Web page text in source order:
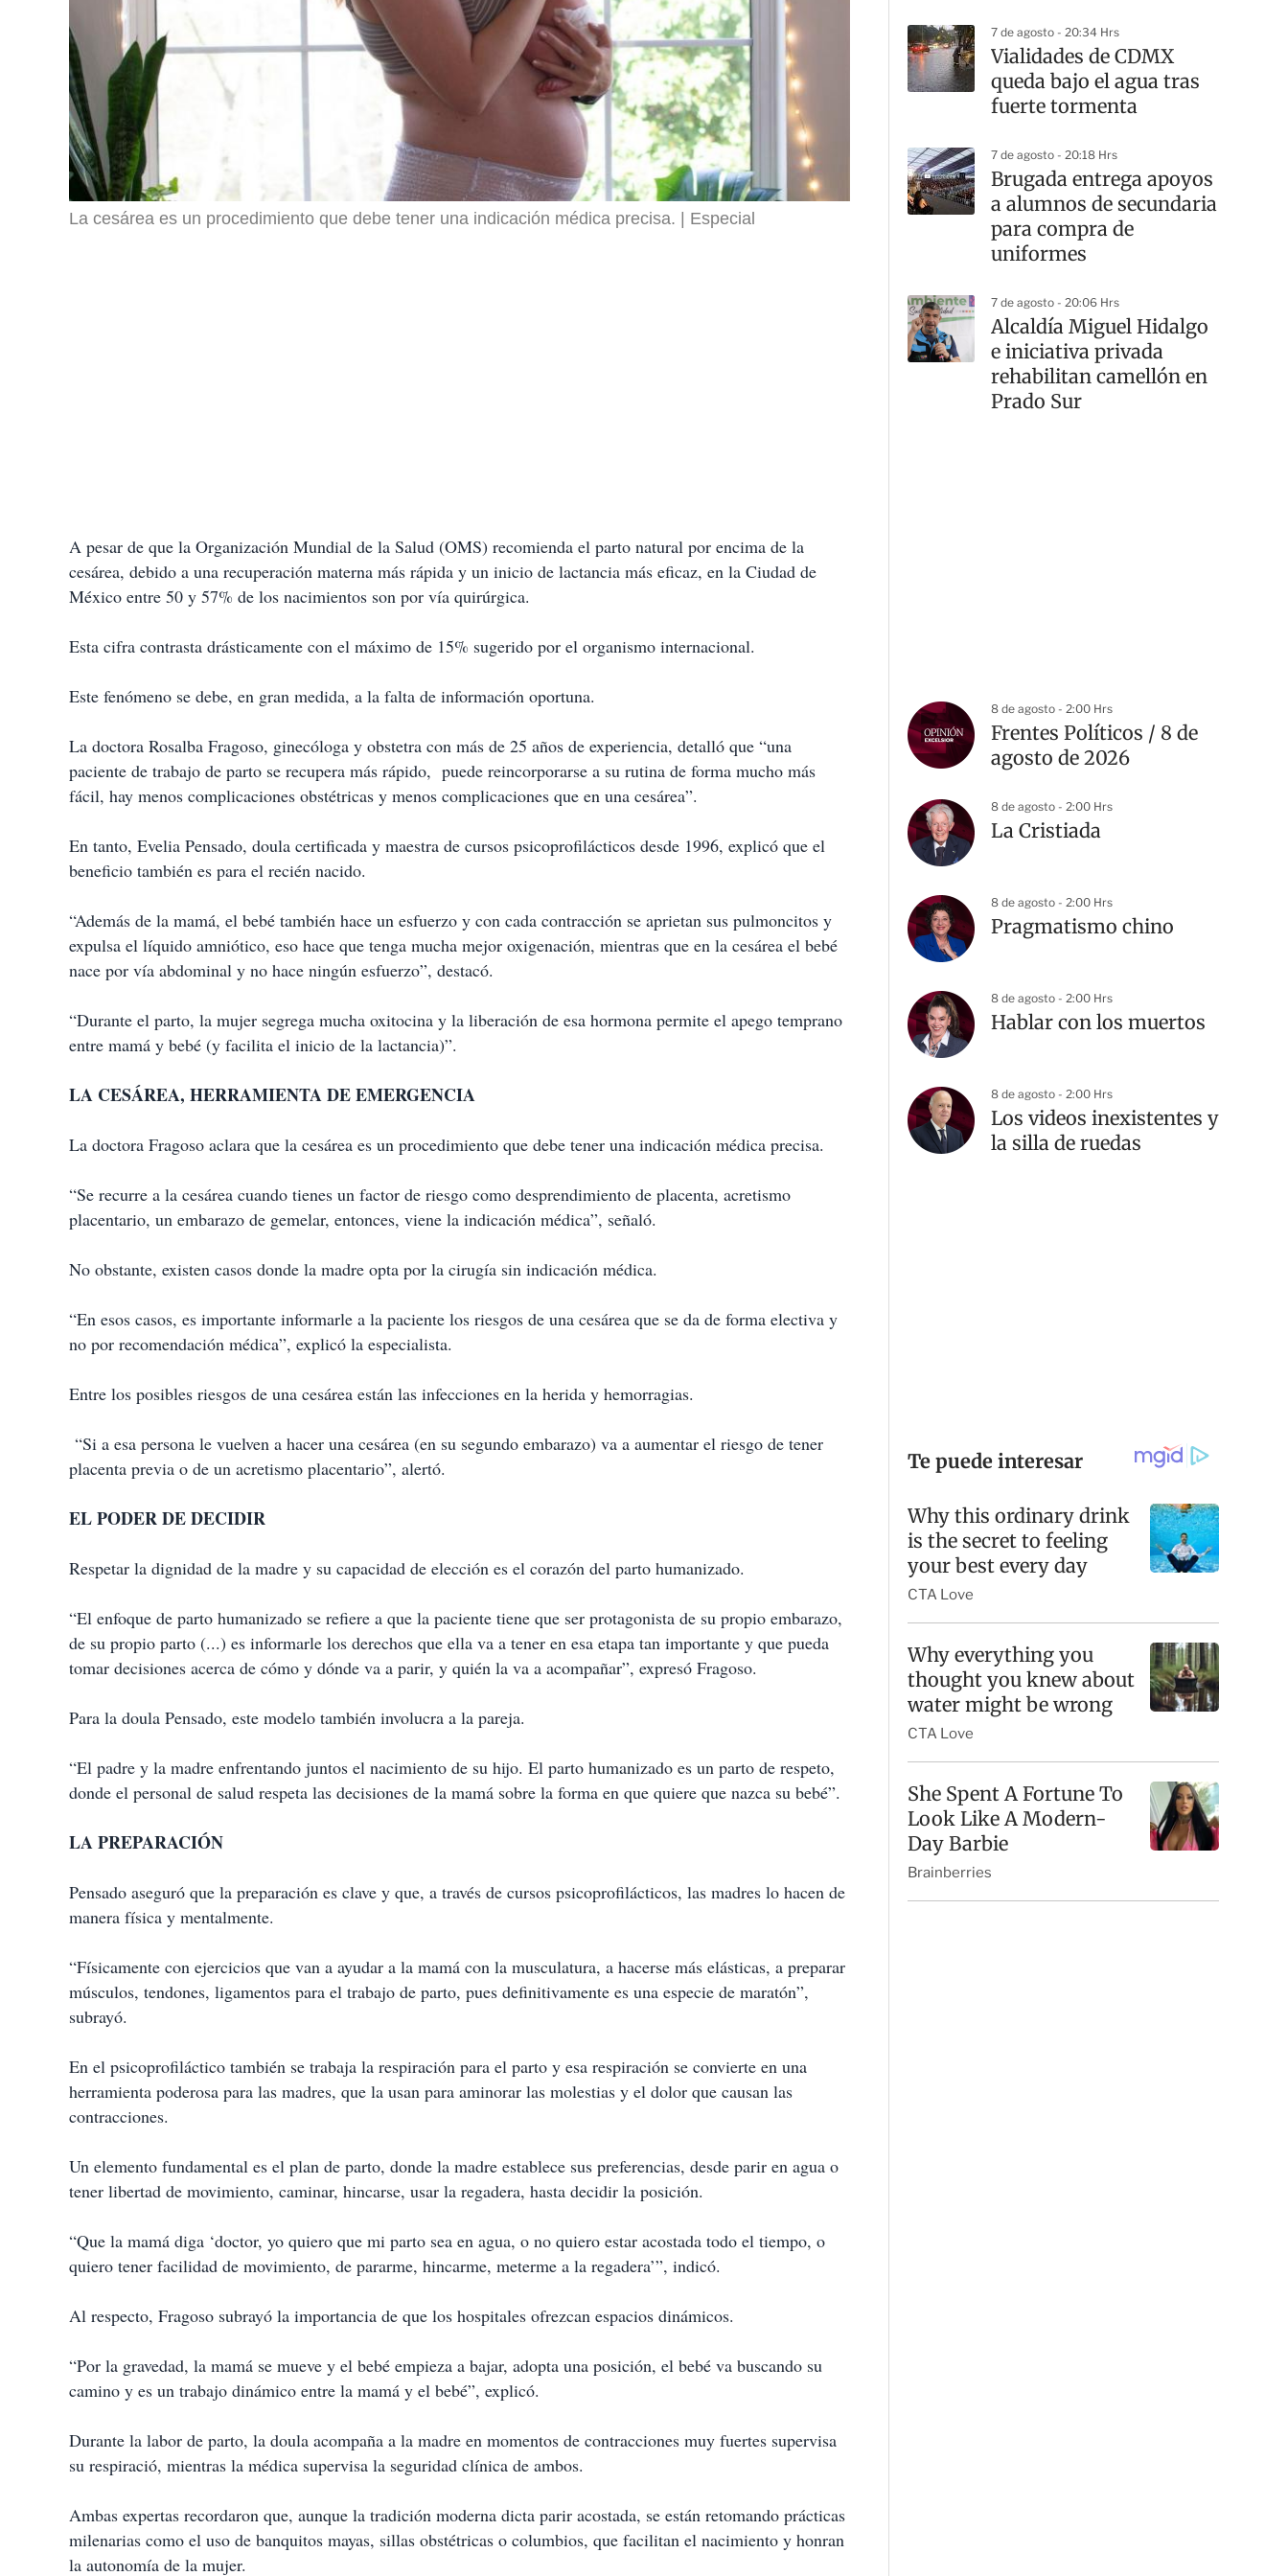
La cesárea es un procedimiento que debe tener una indicación médica precisa. Especial
A pesar de que la Organización Mundial de la Salud (OMS) recomienda el parto natural por encima de la
cesárea, debido a una recuperación materna más rápida y un inicio de lactancia más eficaz, en la Ciudad de
México entre 50 y 57% de los nacimientos son por vía quirúrgica.
Esta cifra contrasta drásticamente con el máximo de 15% sugerido por el organismo internacional.
Este fenómeno se debe, en gran medida, a la falta de información oportuna.
La doctora Rosalba Fragoso, ginecóloga y obstetra con más de 25 años de experiencia, detalló que “una
paciente de trabajo de parto se recupera más rápido, puede reincorporarse a su rutina de forma mucho más
fácil, hay menos complicaciones obstétricas y menos complicaciones que en una cesárea”.
En tanto, Evelia Pensado, doula certificada y maestra de cursos psicoprofilácticos desde 1996, explicó que el
beneficio también es para el recién nacido.
“Además de la mamá, el bebé también hace un esfuerzo y con cada contracción se aprietan sus pulmoncitos y
expulsa el líquido amniótico, eso hace que tenga mucha mejor oxigenación, mientras que en la cesárea el bebé
nace por vía abdominal y no hace ningún esfuerzo”, destacó.
“Durante el parto, la mujer segrega mucha oxitocina y la liberación de esa hormona permite el apego temprano
entre mamá y bebé (y facilita el inicio de la lactancia)”.
LA CESÁREA, HERRAMIENTA DE EMERGENCIA
La doctora Fragoso aclara que la cesárea es un procedimiento que debe tener una indicación médica precisa.
“Se recurre a la cesárea cuando tienes un factor de riesgo como desprendimiento de placenta, acretismo
placentario, un embarazo de gemelar, entonces, viene la indicación médica”, señaló.
No obstante, existen casos donde la madre opta por la cirugía sin indicación médica.
“En esos casos, es importante informarle a la paciente los riesgos de una cesárea que se da de forma electiva y
no por recomendación médica”, explicó la especialista.
Entre los posibles riesgos de una cesárea están las infecciones en la herida y hemorragias.
“Si a esa persona le vuelven a hacer una cesárea (en su segundo embarazo) va a aumentar el riesgo de tener
placenta previa o de un acretismo placentario”, alertó.
EL PODER DE DECIDIR
Respetar la dignidad de la madre y su capacidad de elección es el corazón del parto humanizado.
“El enfoque de parto humanizado se refiere a que la paciente tiene que ser protagonista de su propio embarazo,
de su propio parto (...) es informarle los derechos que ella va a tener en esa etapa tan importante y que pueda
tomar decisiones acerca de cómo y dónde va a parir, y quién la va a acompañar”, expresó Fragoso.
Para la doula Pensado, este modelo también involucra a la pareja.
“El padre y la madre enfrentando juntos el nacimiento de su hijo. El parto humanizado es un parto de respeto,
donde el personal de salud respeta las decisiones de la mamá sobre la forma en que quiere que nazca su bebé”.
LA PREPARACIÓN
Pensado aseguró que la preparación es clave y que, a través de cursos psicoprofilácticos, las madres lo hacen de
manera física y mentalmente.
“Físicamente con ejercicios que van a ayudar a la mamá con la musculatura, a hacerse más elásticas, a preparar
músculos, tendones, ligamentos para el trabajo de parto, pues definitivamente es una especie de maratón”,
subrayó.
En el psicoprofiláctico también se trabaja la respiración para el parto y esa respiración se convierte en una
herramienta poderosa para las madres, que la usan para aminorar las molestias y el dolor que causan las
contracciones.
Un elemento fundamental es el plan de parto, donde la madre establece sus preferencias, desde parir en agua o
tener libertad de movimiento, caminar, hincarse, usar la regadera, hasta decidir la posición.
“Que la mamá diga ‘doctor, yo quiero que mi parto sea en agua, o no quiero estar acostada todo el tiempo, o
quiero tener facilidad de movimiento, de pararme, hincarme, meterme a la regadera’”, indicó.
Al respecto, Fragoso subrayó la importancia de que los hospitales ofrezcan espacios dinámicos.
“Por la gravedad, la mamá se mueve y el bebé empieza a bajar, adopta una posición, el bebé va buscando su
camino y es un trabajo dinámico entre la mamá y el bebé”, explicó.
Durante la labor de parto, la doula acompaña a la madre en momentos de contracciones muy fuertes supervisa
su respiració, mientras la médica supervisa la seguridad clínica de ambos.
Ambas expertas recordaron que, aunque la tradición moderna dicta parir acostada, se están retomando prácticas
milenarias como el uso de banquitos mayas, sillas obstétricas o columbios, que facilitan el nacimiento y honran
la autonomía de la mujer.
7 de agosto - 20:34 Hrs
Vialidades de CDMX
queda bajo el agua tras
fuerte tormenta
7 de agosto - 20:18 Hrs
Brugada entrega apoyos
a alumnos de secundaria
para compra de
uniformes
7 de agosto - 20:06 Hrs
Alcaldía Miguel Hidalgo
e iniciativa privada
rehabilitan camellón en
Prado Sur
8 de agosto - 2:00 Hrs
Frentes Políticos / 8 de
agosto de 2026
8 de agosto - 2:00 Hrs
La Cristiada
8 de agosto - 2:00 Hrs
Pragmatismo chino
8 de agosto - 2:00 Hrs
Hablar con los muertos
8 de agosto - 2:00 Hrs
Los videos inexistentes y
la silla de ruedas